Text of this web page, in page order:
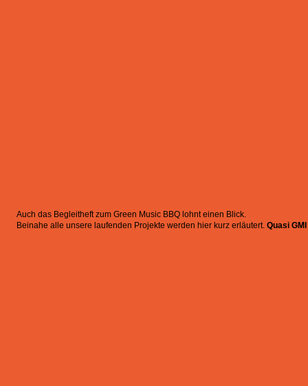
Auch das Begleitheft zum Green Music BBQ lohnt einen Blick.
Beinahe alle unsere laufenden Projekte werden hier kurz erläutert. Quasi